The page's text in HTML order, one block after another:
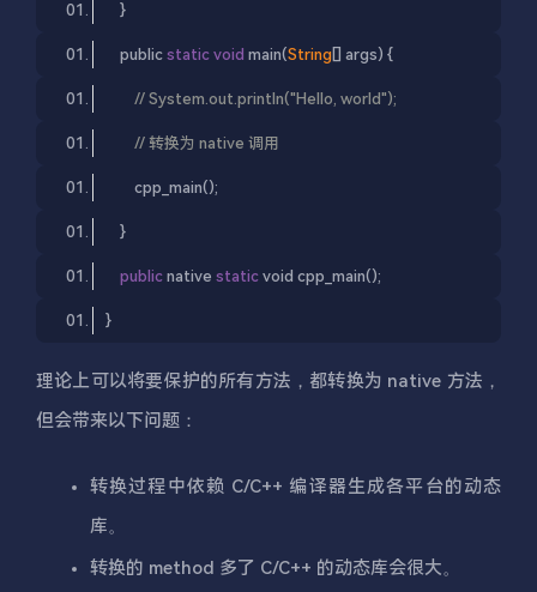
}
public static void main(String[] args) {
// System.out.println("Hello, world");
// 转换为 native 调用
cpp_main();
}
public native static void cpp_main();
}
理论上可以将要保护的所有方法，都转换为 native 方法，
但会带来以下问题：
转换过程中依赖 C/C++ 编译器生成各平台的动态
库。
转换的 method 多了 C/C++ 的动态库会很大。